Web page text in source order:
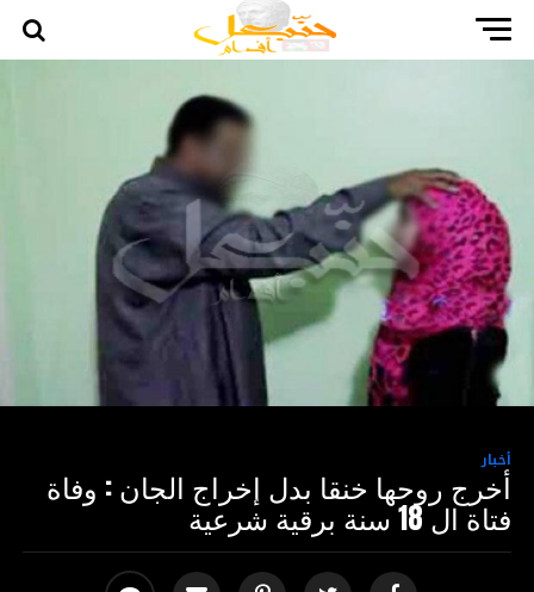
أخبار
أخرج روحها خنقا بدل إخراج الجان : وفاة
فتاة ال 18 سنة برقية شرعية